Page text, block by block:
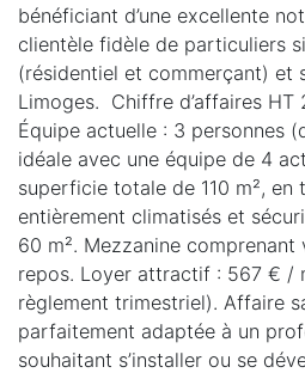
bénéficiant d’une excellente
clientèle fidèle de particuliers
(résidentiel et commerçant) et
Limoges. Chiffre d’affaires
Équipe actuelle : 3 personnes
idéale avec une équipe de 4
superficie totale de 110 m², en
entièrement climatisés et
60 m². Mezzanine
repos. Loyer attractif : 567 € /
règlement trimestriel). Affaire
parfaitement adaptée à un
souhaitant s’installer ou se